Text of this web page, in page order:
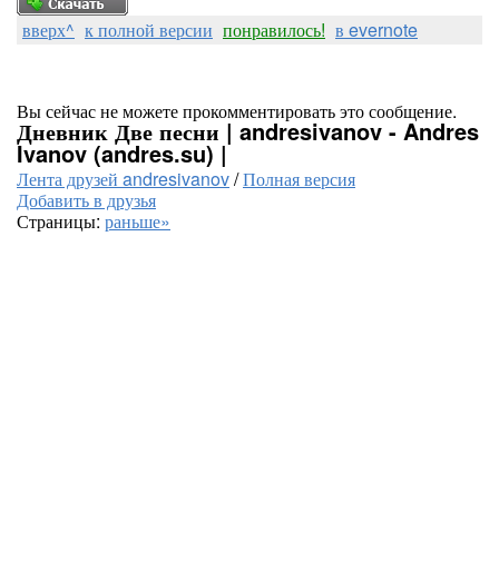
вверх^ к полной версии понравилось! в evernote
Вы сейчас не можете прокомментировать это сообщение.
Дневник Две песни | andresivanov - Andres
Ivanov (andres.su) |
Лента друзей andresivanov/Полная версия
Добавить в друзья
Страницы: раньше»